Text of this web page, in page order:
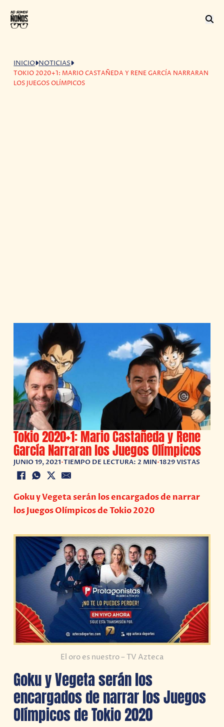
INICIO NOTICIAS
TOKIO 2020+1: MARIO CASTAÑEDA Y RENE GARCÍA NARRARAN
LOS JUEGOS OLÍMPICOS
Tokio 2020+1: Mario Castañeda y Rene
García Narraran los Juegos Olímpicos
JUNIO 19, 2021•TIEMPO DE LECTURA: 2 MIN•1829 VISTAS
Goku y Vegeta serán los encargados de narrar
los Juegos Olímpicos de Tokio 2020
El oro es nuestro – TV Azteca
Goku y Vegeta serán los
encargados de narrar los Juegos
Olímpicos de Tokio 2020